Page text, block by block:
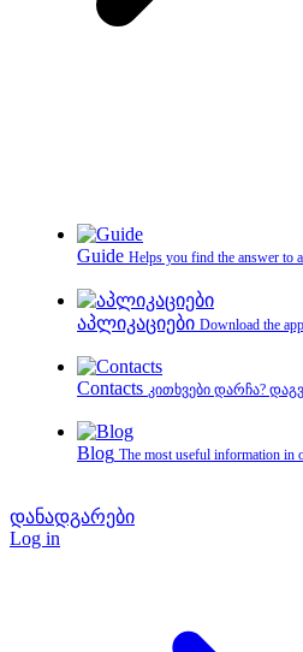
Guide Helps you find the answer to
აპლიკაციები Download the
Contacts კითხვები დარჩა?
Blog The most useful information in
დანადგარები
Log in